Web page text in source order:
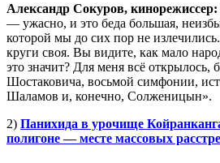
Александр Сокуров, кинорежиссер:
— ужасно, и это беда большая,
которой мы до сих пор не
круги своя. Вы видите, как мало
это значит? Для меня всё открылось,
Шостаковича, восьмой симфонии,
Шаламов и, конечно, Солженицын».
2) Панихида в урочище
полигоне — месте массовых